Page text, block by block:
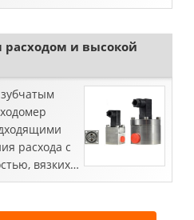
расходом и высокой
расхода с
вязких
сырую